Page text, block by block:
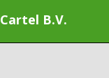
Cartel B.V.